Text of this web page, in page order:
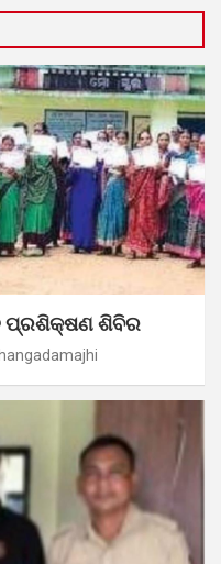
ପ୍ରଶିକ୍ଷଣ ଶିବିର